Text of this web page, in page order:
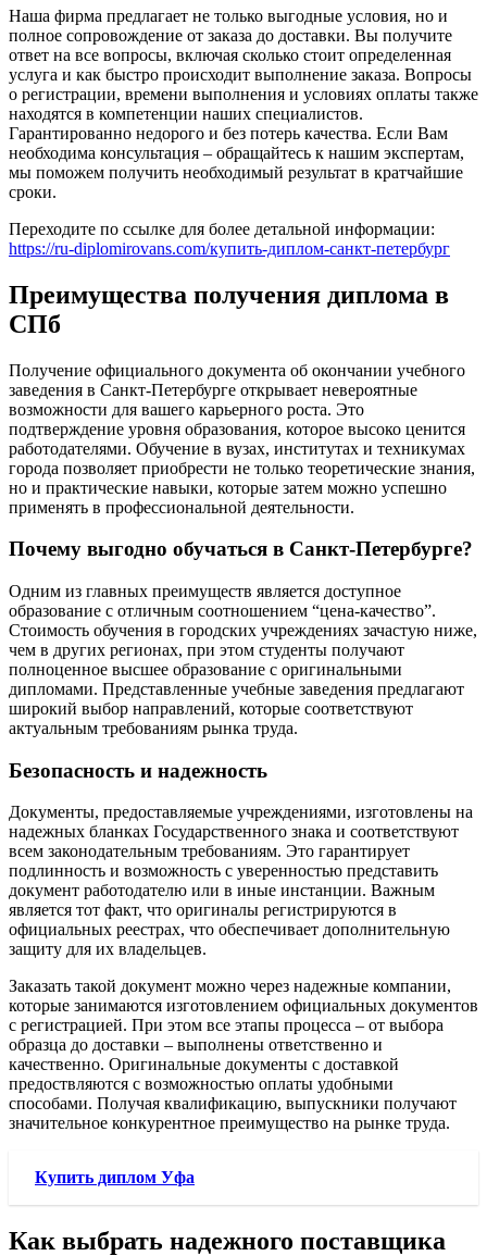
Наша фирма предлагает не только выгодные условия, но и
полное сопровождение от заказа до доставки. Вы получите
ответ на все вопросы, включая сколько стоит определенная
услуга и как быстро происходит выполнение заказа. Вопросы
о регистрации, времени выполнения и условиях оплаты также
находятся в компетенции наших специалистов.
Гарантированно недорого и без потерь качества. Если Вам
необходима консультация – обращайтесь к нашим экспертам,
мы поможем получить необходимый результат в кратчайшие
сроки.
Переходите по ссылке для более детальной информации:
https://ru-diplomirovans.com/купить-диплом-санкт-петербург
Преимущества получения диплома в
СПб
Получение официального документа об окончании учебного
заведения в Санкт-Петербурге открывает невероятные
возможности для вашего карьерного роста. Это
подтверждение уровня образования, которое высоко ценится
работодателями. Обучение в вузах, институтах и техникумах
города позволяет приобрести не только теоретические знания,
но и практические навыки, которые затем можно успешно
применять в профессиональной деятельности.
Почему выгодно обучаться в Санкт-Петербурге?
Одним из главных преимуществ является доступное
образование с отличным соотношением “цена-качество”.
Стоимость обучения в городских учреждениях зачастую ниже,
чем в других регионах, при этом студенты получают
полноценное высшее образование с оригинальными
дипломами. Представленные учебные заведения предлагают
широкий выбор направлений, которые соответствуют
актуальным требованиям рынка труда.
Безопасность и надежность
Документы, предоставляемые учреждениями, изготовлены на
надежных бланках Государственного знака и соответствуют
всем законодательным требованиям. Это гарантирует
подлинность и возможность с уверенностью представить
документ работодателю или в иные инстанции. Важным
является тот факт, что оригиналы регистрируются в
официальных реестрах, что обеспечивает дополнительную
защиту для их владельцев.
Заказать такой документ можно через надежные компании,
которые занимаются изготовлением официальных документов
с регистрацией. При этом все этапы процесса – от выбора
образца до доставки – выполнены ответственно и
качественно. Оригинальные документы с доставкой
предоствляются с возможностью оплаты удобными
способами. Получая квалификацию, выпускники получают
значительное конкурентное преимущество на рынке труда.
Купить диплом Уфа
Как выбрать надежного поставщика